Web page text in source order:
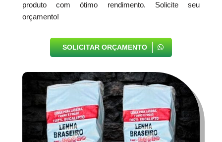
produto com ótimo rendimento. Solicite seu
orçamento!
SOLICITAR ORÇAMENTO